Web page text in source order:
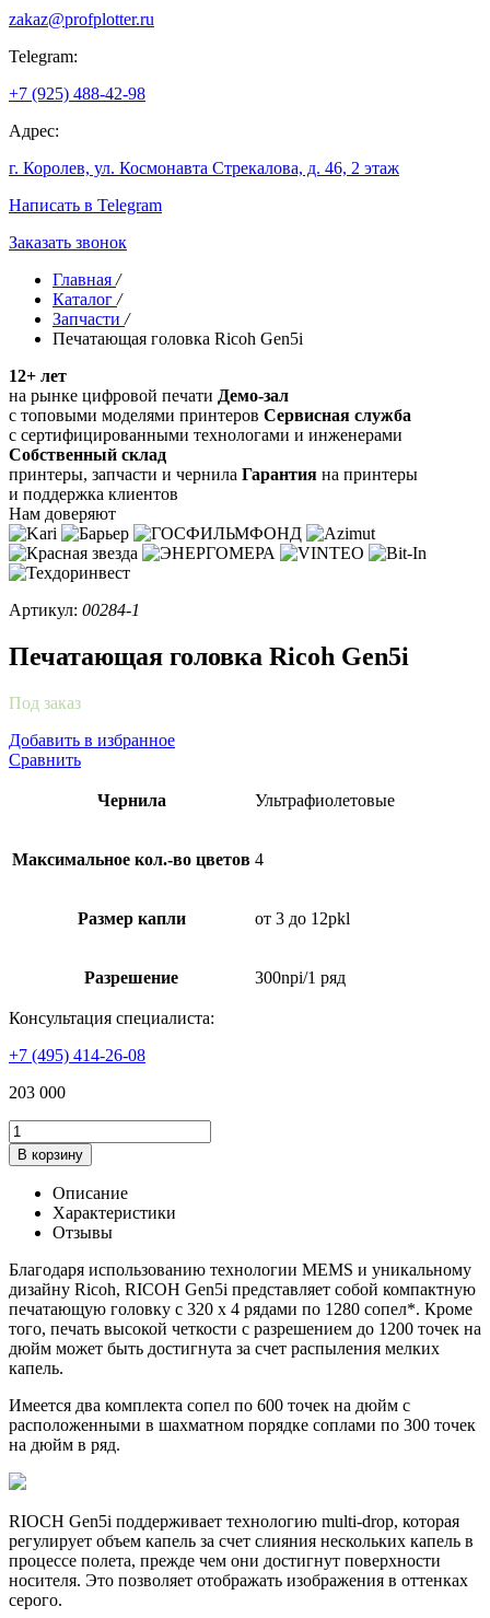
zakaz@profplotter.ru
Telegram:
+7 (925) 488-42-98
Адрес:
г. Королев, ул. Космонавта Стрекалова, д. 46, 2 этаж
Написать в Telegram
Заказать звонок
Главная /
Каталог /
Запчасти /
Печатающая головка Ricoh Gen5i
12+ лет
на рынке цифровой печати Демо-зал
с топовыми моделями принтеров Сервисная служба
с сертифицированными технологами и инженерами
Собственный склад
принтеры, запчасти и чернила Гарантия на принтеры
и поддержка клиентов
Нам доверяют
Артикул: 00284-1
Печатающая головка Ricoh Gen5i
Под заказ
Добавить в избранное
Сравнить
Чернила Ультрафиолетовые
Максимальное кол.-во цветов 4
Размер капли от 3 до 12pkl
Разрешение 300npi/1 ряд
Консультация специалиста:
+7 (495) 414-26-08
203 000
Количество
товара
Печатающая
головка
Ricoh
Gen5i
В корзину
Описание
Характеристики
Отзывы
Благодаря использованию технологии MEMS и уникальному
дизайну Ricoh, RICOH Gen5i представляет собой компактную
печатающую головку с 320 x 4 рядами по 1280 сопел*. Кроме
того, печать высокой четкости с разрешением до 1200 точек на
дюйм может быть достигнута за счет распыления мелких
капель.
Имеется два комплекта сопел по 600 точек на дюйм с
расположенными в шахматном порядке соплами по 300 точек
на дюйм в ряд.
RIOCH Gen5i поддерживает технологию multi-drop, которая
регулирует объем капель за счет слияния нескольких капель в
процессе полета, прежде чем они достигнут поверхности
носителя. Это позволяет отображать изображения в оттенках
серого.